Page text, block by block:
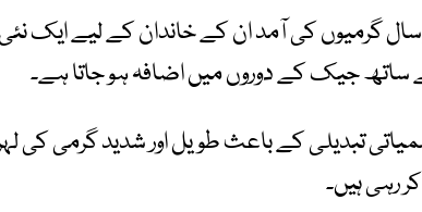
گرمیوں کی آمد ان کے خاندان کے لیے ایک
ساتھ جیک کے دوروں میں اضافہ ہو جاتا ہے۔
تبدیلی کے باعث طویل اور شدید گرمی کی
رہی ہیں۔